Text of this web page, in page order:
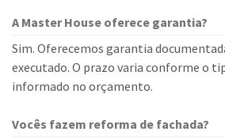
A Master House oferece garantia?
Sim. Oferecemos garantia
executado. O prazo varia conforme o
informado no orçamento.
Vocês fazem reforma de fachada?